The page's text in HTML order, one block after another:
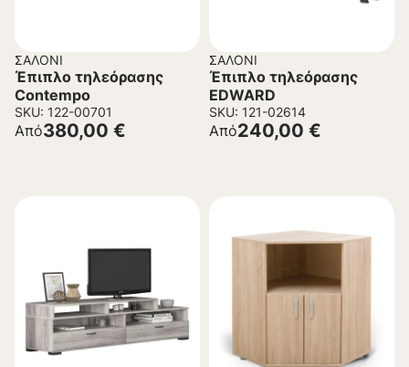
ΣΑΛΌΝΙ
Έπιπλο τηλεόρασης
Contempo
SKU: 122-00701
Από380,00 €
ΣΑΛΌΝΙ
Έπιπλο τηλεόρασης
EDWARD
SKU: 121-02614
Από240,00 €